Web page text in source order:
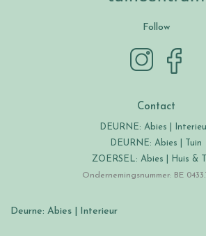
Follow
Contact
DEURNE: Abies |
DEURNE: Abies | Tuin
ZOERSEL: Abies | Huis &
Ondernemingsnummer: BE
Deurne: Abies | Interieur